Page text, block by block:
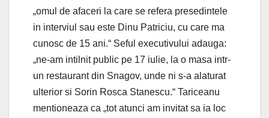
„omul de afaceri la care se refera presedintele
in interviul sau este Dinu Patriciu, cu care ma
cunosc de 15 ani.“ Seful executivului adauga:
„ne-am intilnit public pe 17 iulie, la o masa intr-
un restaurant din Snagov, unde ni s-a alaturat
ulterior si Sorin Rosca Stanescu.“ Tariceanu
mentioneaza ca „tot atunci am invitat sa ia loc